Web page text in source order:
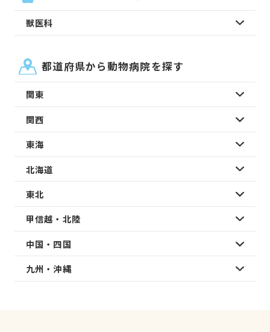
獣医科
都道府県から動物病院を探す
関東
関西
東海
北海道
東北
甲信越・北陸
中国・四国
九州・沖縄